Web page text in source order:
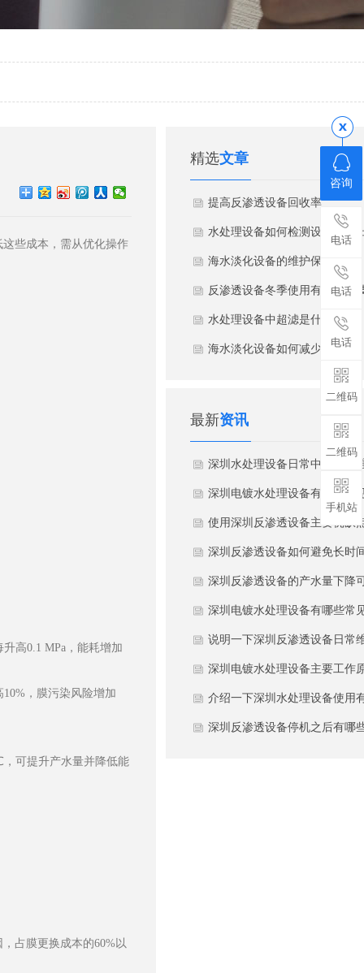
些成本，需从优化操作
高0.1 MPa，能耗增加
，膜污染风险增加
可提升产水量并降低能
占膜更换成本的60%以
精选文章
提高反渗透设备回收率
水处理设备如何检测设备是否
现泄露
海水淡化设备的维护保养技巧
反渗透设备冬季使用有特别的
巧
水处理设备中超滤是什么？
海水淡化设备如何减少维修成
最新资讯
深圳水处理设备日常中有哪些
护方法？
深圳电镀水处理设备有哪些常
错误做法？
使用深圳反渗透设备主要优缺
分别是什么？
深圳反渗透设备如何避免长时
停机空载运行？
深圳反渗透设备的产水量下降
能是什么原因导致？
深圳电镀水处理设备有哪些常
技术难点？
说明一下深圳反渗透设备日常
护与常见故障？
深圳电镀水处理设备主要工作
理有哪些？
介绍一下深圳水处理设备使用
哪几种常见分类？
深圳反渗透设备停机之后有哪
咨询
电话
电话
电话
二维码
二维码
手机站